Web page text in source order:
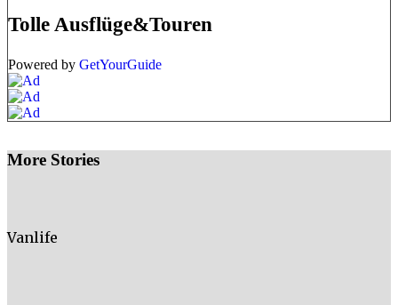
Tolle Ausflüge&Touren
Powered by GetYourGuide
More Stories
Vanlife